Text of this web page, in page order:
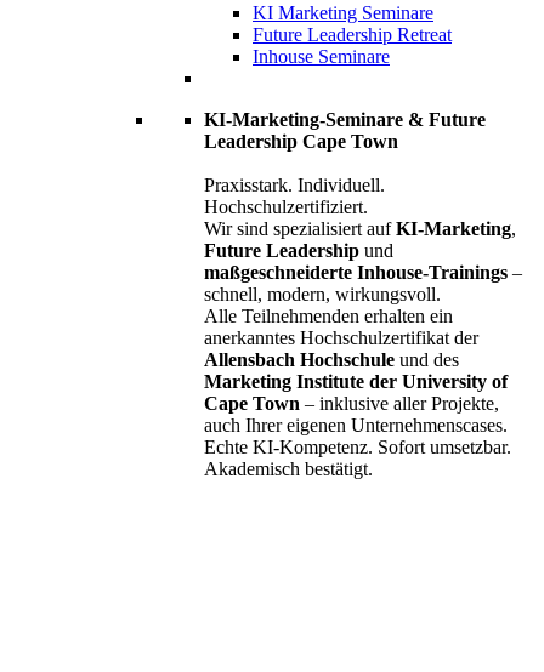
KI Marketing Seminare
Future Leadership Retreat
Inhouse Seminare
KI-Marketing-Seminare & Future
Leadership Cape Town
Praxisstark. Individuell.
Hochschulzertifiziert.
Wir sind spezialisiert aufKI-Marketing,
Future Leadership und
maßgeschneiderte Inhouse-Trainings –
schnell, modern, wirkungsvoll.
Alle Teilnehmenden erhalten ein
anerkanntes Hochschulzertifikat der
Allensbach Hochschule und des
Marketing Institute der University of
Cape Town – inklusive aller Projekte,
auch Ihrer eigenen Unternehmenscases.
Echte KI-Kompetenz. Sofort umsetzbar.
Akademisch bestätigt.